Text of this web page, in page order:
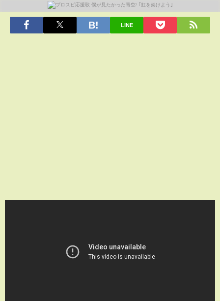
LINE